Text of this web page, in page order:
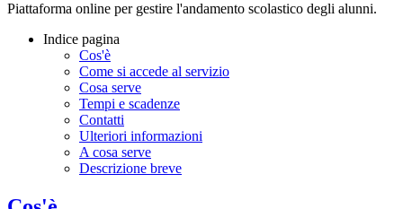
Piattaforma online per gestire l'andamento scolastico degli alunni.
Indice pagina
Cos'è
Come si accede al servizio
Cosa serve
Tempi e scadenze
Contatti
Ulteriori informazioni
A cosa serve
Descrizione breve